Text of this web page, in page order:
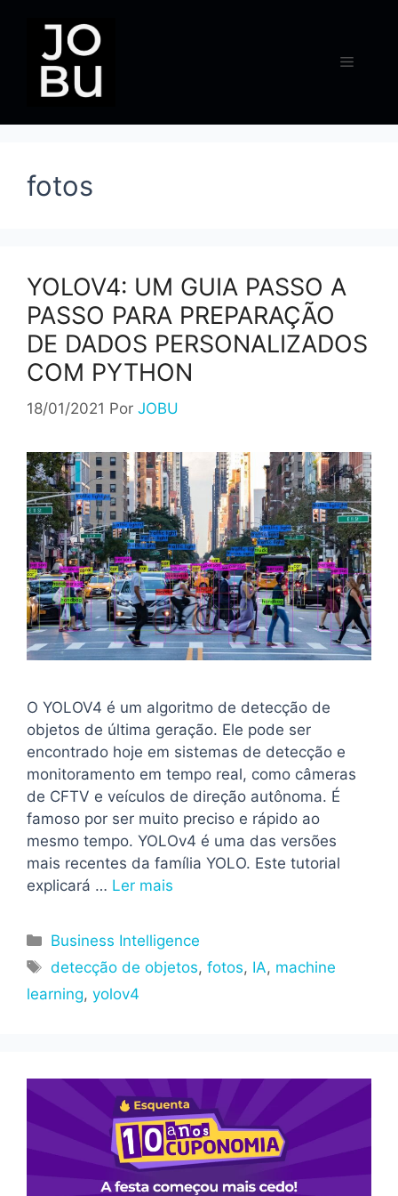
conteúdo
Menu
fotos
YOLOV4: UM GUIA PASSO A
PASSO PARA PREPARAÇÃO
DE DADOS PERSONALIZADOS
COM PYTHON
18/01/2021 Por JOBU
O YOLOV4 é um algoritmo de detecção de
objetos de última geração. Ele pode ser
encontrado hoje em sistemas de detecção e
monitoramento em tempo real, como câmeras
de CFTV e veículos de direção autônoma. É
famoso por ser muito preciso e rápido ao
mesmo tempo. YOLOv4 é uma das versões
mais recentes da família YOLO. Este tutorial
explicará … Ler mais
Categorias
Business Intelligence
Tags
detecção de objetos,fotos, IA, machine
learning, yolov4